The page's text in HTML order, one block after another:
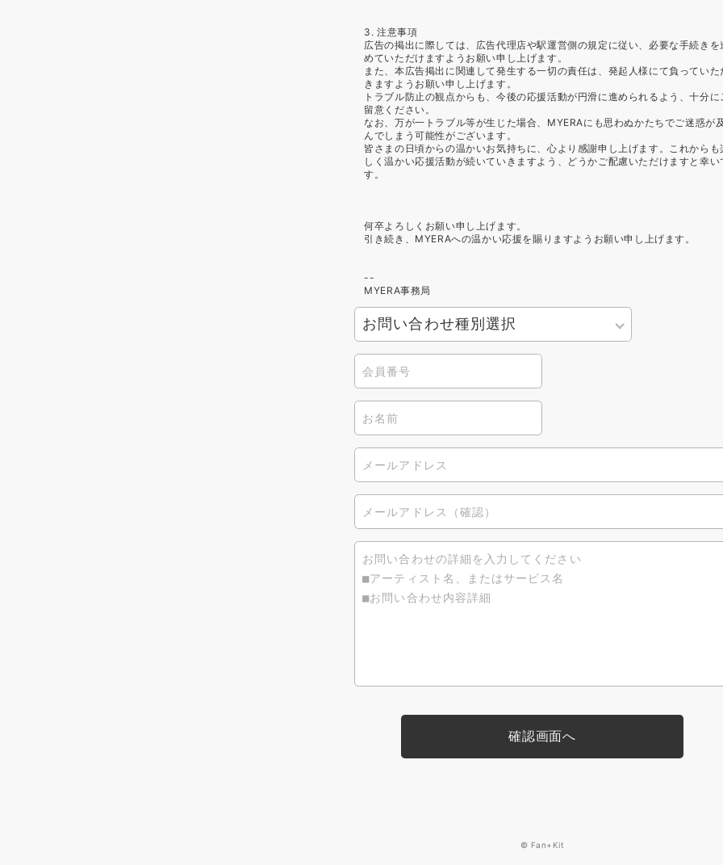
3. 注意事項
広告の掲出に際しては、広告代理店や駅運営側の規定に従い、必要な手続きを
めていただけますようお願い申し上げます。
また、本広告掲出に関連して発生する一切の責任は、発起人様にて負っていた
きますようお願い申し上げます。
トラブル防止の観点からも、今後の応援活動が円滑に進められるよう、十分に
留意ください。
なお、万が一トラブル等が生じた場合、MYERAにも思わぬかたちでご迷惑が
んでしまう可能性がございます。
皆さまの日頃からの温かいお気持ちに、心より感謝申し上げます。これからも
しく温かい応援活動が続いていきますよう、どうかご配慮いただけますと幸い
す。
何卒よろしくお願い申し上げます。
引き続き、MYERAへの温かい応援を賜りますようお願い申し上げます。
--
MYERA事務局
© Fan+Kit